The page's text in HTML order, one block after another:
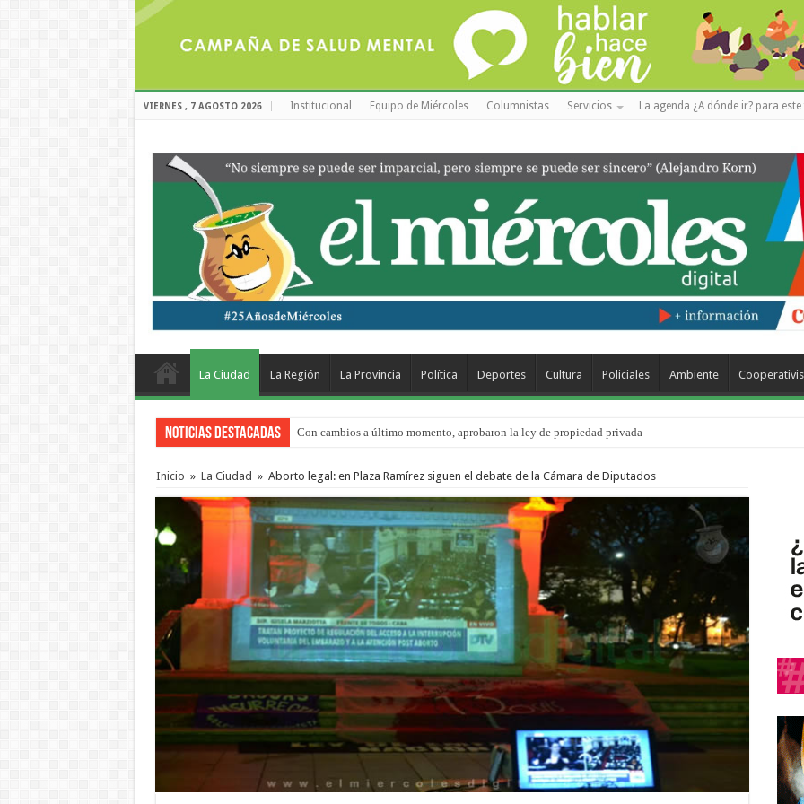
VIERNES , 7 AGOSTO 2026 Institucional Equipo de Miércoles Columnistas Servicios La agenda ¿A dónde ir? para este
La Ciudad La Región La Provincia Política Deportes Cultura Policiales Ambiente
Noticias Destacadas Con cambios a último momento, aprobaron la ley de propiedad privada
Adopción en Entre Ríos: el 35% de los 90 niños, niñas y adolescentes que esperan una familia tiene
Inicio » La Ciudad » Aborto legal: en Plaza Ramírez siguen el debate de la Cámara de Diputados